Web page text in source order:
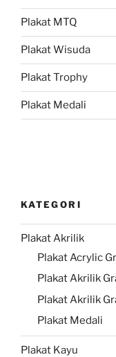
Plakat MTQ
Plakat Wisuda
Plakat Trophy
Plakat Medali
KATEGORI
Plakat Akrilik
Plakat Acrylic
Plakat Akrilik
Plakat Akrilik
Plakat Medali
Plakat Kayu